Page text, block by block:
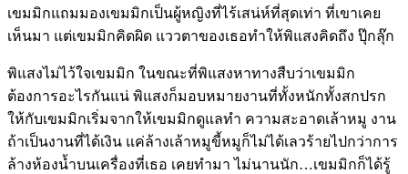
เขมมิกแถมมองเขมมิกเป็นผู้หญิงที่ไร้เสน่ห์ที่สุดเท่า ที่เขาเคย
เห็นมา แต่เขมมิกคิดผิด แววตาของเธอทำให้พิแสงคิดถึง ปุ๊กลุ๊ก
พิแสงไม่ไว้ใจเขมมิก ในขณะที่พิแสงหาทางสืบว่าเขมมิก
ต้องการอะไรกันแน่ พิแสงก็มอบหมายงานที่ทั้งหนักทั้งสกปรก
ให้กับเขมมิกเริ่มจากให้เขมมิกดูแลทำ ความสะอาดเล้าหมู งาน
ถ้าเป็นงานที่ได้เงิน แค่ล้างเล้าหมูขี้หมูก็ไม่ได้เลวร้ายไปกว่าการ
ล้างห้องน้ำบนเครื่องที่เธอ เคยทำมา ไม่นานนัก…เขมมิกก็ได้รู้